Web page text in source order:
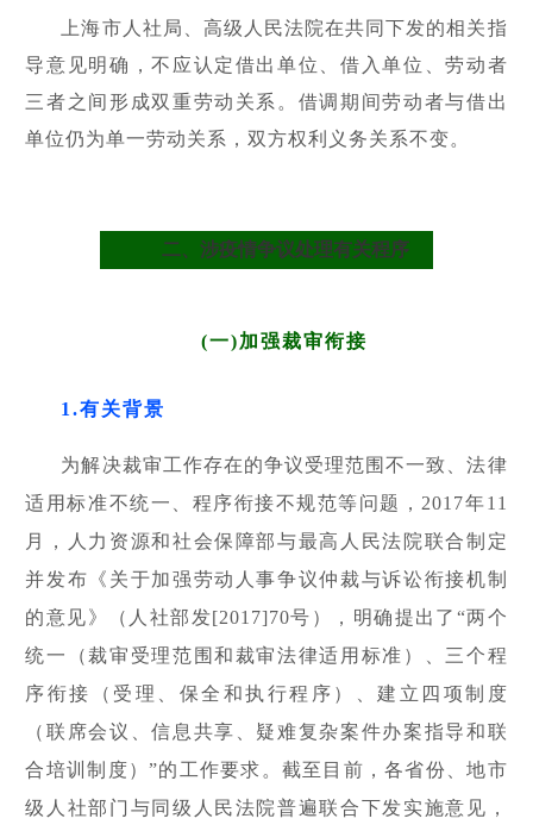
上海市人社局、高级人民法院在共同下发的相关指
导意见明确，不应认定借出单位、借入单位、劳动者
三者之间形成双重劳动关系。借调期间劳动者与借出
单位仍为单一劳动关系，双方权利义务关系不变。
二、涉疫情争议处理有关程序
(一)加强裁审衔接
1.有关背景
为解决裁审工作存在的争议受理范围不一致、法律
适用标准不统一、程序衔接不规范等问题，2017年11
月，人力资源和社会保障部与最高人民法院联合制定
并发布《关于加强劳动人事争议仲裁与诉讼衔接机制
的意见》（人社部发[2017]70号），明确提出了“两个
统一（裁审受理范围和裁审法律适用标准）、三个程
序衔接（受理、保全和执行程序）、建立四项制度
（联席会议、信息共享、疑难复杂案件办案指导和联
合培训制度）”的工作要求。 截至目前，各省份、地市
级人社部门与同级人民法院普遍联合下发实施意见，